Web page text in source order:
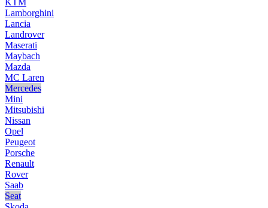
KTM
Lamborghini
Lancia
Landrover
Maserati
Maybach
Mazda
MC Laren
Mercedes
Mini
Mitsubishi
Nissan
Opel
Peugeot
Porsche
Renault
Rover
Saab
Seat